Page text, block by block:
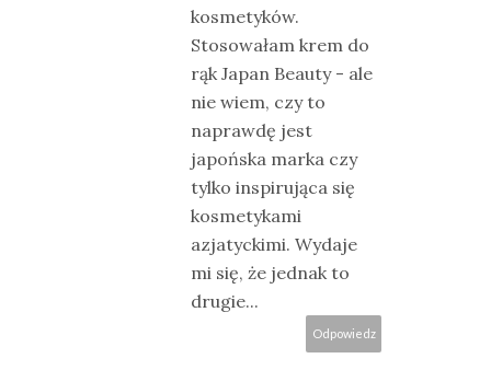
kosmetyków.
Stosowałam krem do
rąk Japan Beauty - ale
nie wiem, czy to
naprawdę jest
japońska marka czy
tylko inspirująca się
kosmetykami
azjatyckimi. Wydaje
mi się, że jednak to
drugie...
Odpowiedz